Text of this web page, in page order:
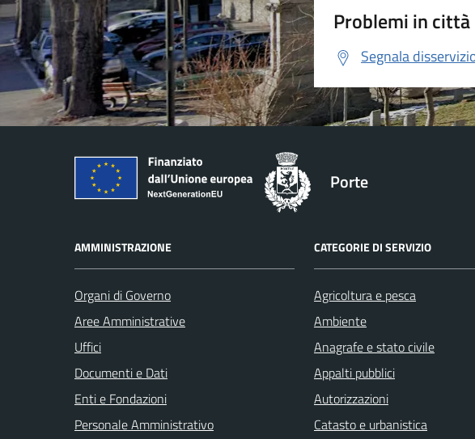
Problemi in città
Segnala
Porte
AMMINISTRAZIONE
Organi di Governo
Aree Amministrative
Uffici
Documenti e Dati
Enti e Fondazioni
Personale Amministrativo
CATEGORIE DI SERVIZIO
Agricoltura e pesca
Ambiente
Anagrafe e stato civile
Appalti pubblici
Autorizzazioni
Catasto e urbanistica